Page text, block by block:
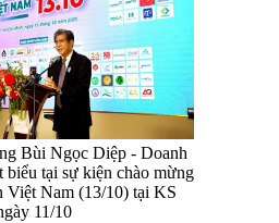
Bùi Ngọc Diệp - Doanh
biểu tại sự kiện chào mừng
Việt Nam (13/10) tại KS
11/10